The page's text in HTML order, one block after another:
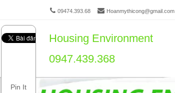
Pin It
09474.393.68 Hoanmythicong@gmail.com
Housing Environment
0947.439.368